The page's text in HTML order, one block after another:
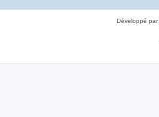
Développé par